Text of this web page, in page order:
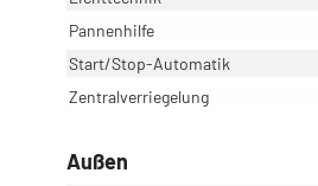
Pannenhilfe
Start/Stop-Automatik
Zentralverriegelung
Außen